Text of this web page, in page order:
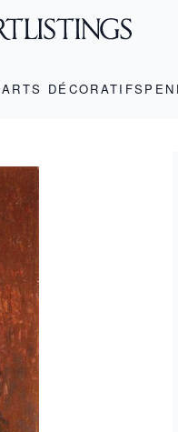
ARTS DÉCORATIFS